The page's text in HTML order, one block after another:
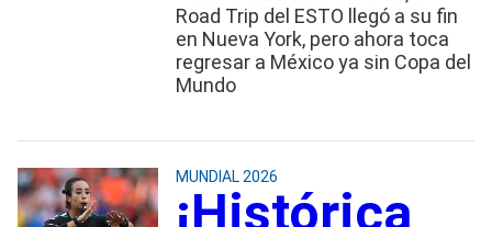
Road Trip del ESTO llegó a su fin
en Nueva York, pero ahora toca
regresar a México ya sin Copa del
Mundo
MUNDIAL 2026
¡Histórica